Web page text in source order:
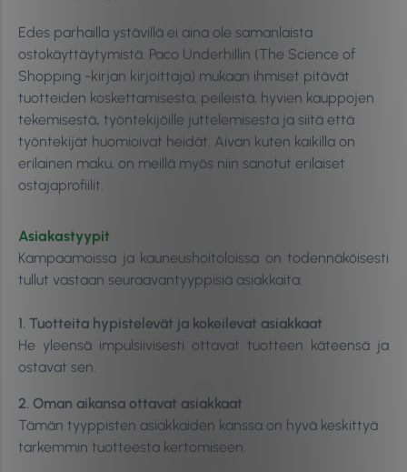
Edes parhailla ystävillä ei aina ole samanlaista
ostokäyttäytymistä. Paco Underhillin (The Science of
Shopping -kirjan kirjoittaja) mukaan ihmiset pitävät
tuotteiden koskettamisesta, peileistä, hyvien kauppojen
tekemisestä, työntekijöille juttelemisesta ja siitä että
työntekijät huomioivat heidät. Aivan kuten kaikilla on
erilainen maku, on meillä myös niin sanotut erilaiset
ostajaprofiilit.
Asiakastyypit
Kampaamoissa ja kauneushoitoloissa on todennäköisesti
tullut vastaan seuraavantyyppisiä asiakkaita:
1. Tuotteita hypistelevät ja kokeilevat asiakkaat
He yleensä impulsiivisesti ottavat tuotteen käteensä ja
ostavat sen.
2. Oman aikansa ottavat asiakkaat
Tämän tyyppisten asiakkaiden kanssa on hyvä keskittyä
tarkemmin tuotteesta kertomiseen.